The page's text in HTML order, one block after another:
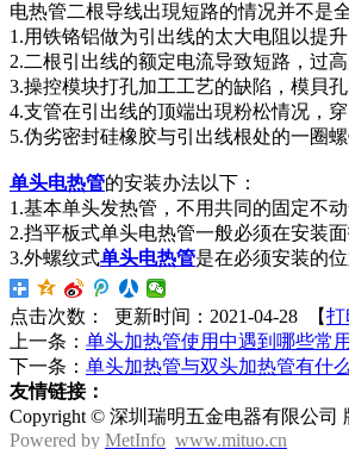
电热管二根导线出現短路的情况并不是
1.用铁铬铝做为引出线的太大电阻以提
2.二根引出线的额定电流导致短路，过高
3.操控模块打孔加工工艺的缺陷，模貝
4.支管在引出线的顶端出現粉松情况，
5.伪劣密封硅橡胶与引出线根处的一圈螺
单头电热管的安装办法以下：
1.基本单头发热管，不用共同的固定不
2.挡平板式单头电热管一般必须在安装
3.外螺纹式单头电热管是在必须安装的
点击次数： 更新时间：2021-04-28 【打
上一条： 单头加热管使用中遇到哪些常
下一条： 单头加热管与双头加热管有什
友情链接：
Copyright © 深圳瑞明五金电器有限公
Powered by MetInfo www.mituo.cn